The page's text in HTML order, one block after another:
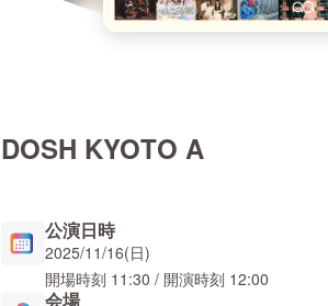
DOSH KYOTO A
公演日時
2025/11/16(日)
開場時刻 11:30 / 開演時刻 12:00
会場